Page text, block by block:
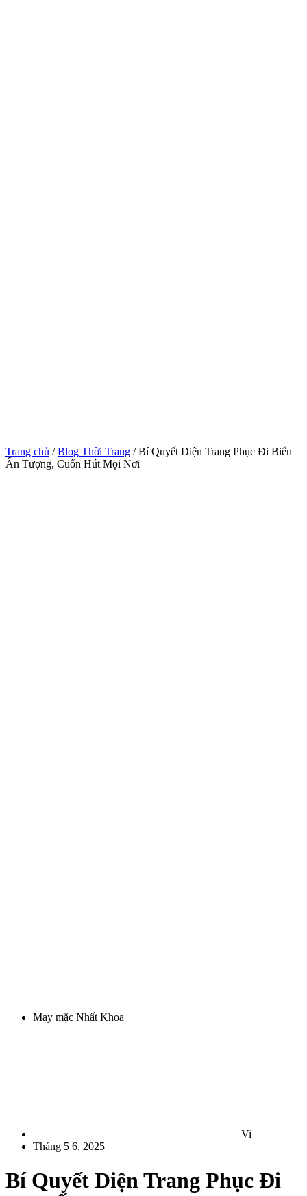
Trang chủ /Blog Thời Trang / Bí Quyết Diện Trang Phục Đi Biển
Ấn Tượng, Cuốn Hút Mọi Nơi
May mặc Nhất Khoa
Vi
Tháng 5 6, 2025
Bí Quyết Diện Trang Phục Đi